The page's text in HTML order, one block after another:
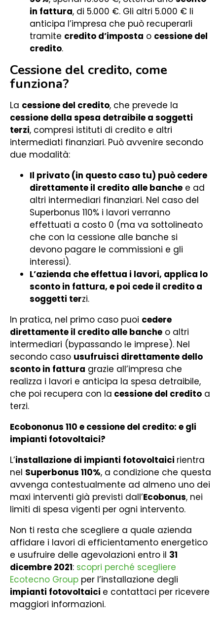
in fattura, di 5.000 €. Gli altri 5.000 € li
anticipa l’impresa che può recuperarli
tramite credito d’imposta o cessione del
credito.
Cessione del credito, come
funziona?
La cessione del credito, che prevede la
cessione della spesa detraibile a soggetti
terzi, compresi istituti di credito e altri
intermediati finanziari. Può avvenire secondo
due modalità:
Il privato (in questo caso tu) può cedere
direttamente il credito alle banche e ad
altri intermediari finanziari. Nel caso del
Superbonus 110% i lavori verranno
effettuati a costo 0 (ma va sottolineato
che con la cessione alle banche si
devono pagare le commissioni e gli
interessi).
L’azienda che effettua i lavori, applica lo
sconto in fattura, e poi cede il credito a
soggetti terzi.
In pratica, nel primo caso puoi cedere
direttamente il credito alle banche o altri
intermediari (bypassando le imprese). Nel
secondo caso usufruisci direttamente dello
sconto in fattura grazie all’impresa che
realizza i lavori e anticipa la spesa detraibile,
che poi recupera con la cessione del credito a
terzi.
Ecobononus 110 e cessione del credito: e gli
impianti fotovoltaici?
L’installazione di impianti fotovoltaici rientra
nel Superbonus 110%, a condizione che questa
avvenga contestualmente ad almeno uno dei
maxi interventi già previsti dall’Ecobonus, nei
limiti di spesa vigenti per ogni intervento.
Non ti resta che scegliere a quale azienda
affidare i lavori di efficientamento energetico
e usufruire delle agevolazioni entro il 31
dicembre 2021: scopri perché scegliere
Ecotecno Group per l’installazione degli
impianti fotovoltaici e contattaci per ricevere
maggiori informazioni.